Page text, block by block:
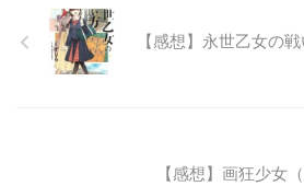
【感想】永世乙女の
【感想】画狂少女（